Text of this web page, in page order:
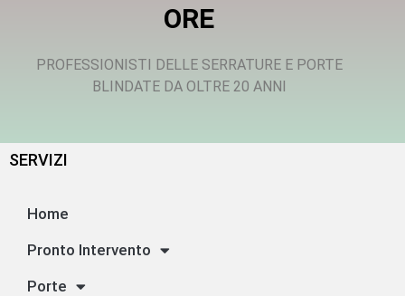
ORE
PROFESSIONISTI DELLE SERRATURE E PORTE
BLINDATE DA OLTRE 20 ANNI
SERVIZI
Home
Pronto Intervento
Porte